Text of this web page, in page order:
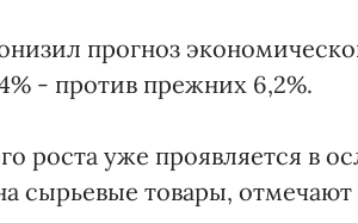
прогноз
- против прежних 6,2%.
роста уже проявляется в
сырьевые товары, отмечают